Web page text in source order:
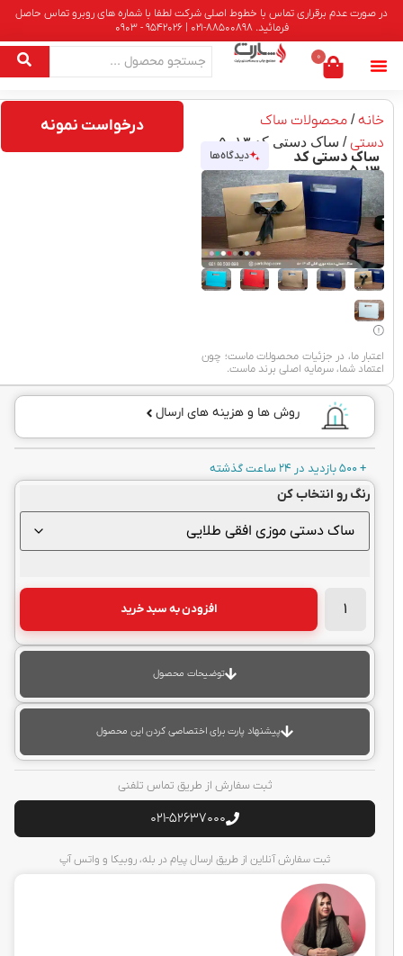
در صورت عدم برقراری تماس با خطوط اصلی شرکت لطفا با شماره های روبرو تماس حاصل
فرمائید. 88500898-021 | 9542026 - 0903
0
خانه/ محصولات ساک
دستی/ ساک دستی کد ۵۰۱۳
ساک دستی کد
۵۰۱۳
دیدگاه‌ها
اعتبار ما، در جزئیات محصولات ماست؛ چون
اعتماد شما، سرمایه اصلی برند ماست.
درخواست نمونه
روش ها و هزینه های ارسال
رنگ رو انتخاب کن
افزودن به سبد خرید
توضیحات محصول
پیشنهاد پارت برای اختصاصی کردن این محصول
ثبت سفارش از طریق تماس تلفنی
021-52637000
ثبت سفارش آنلاین از طریق ارسال پیام در بله، روبیکا و واتس آپ